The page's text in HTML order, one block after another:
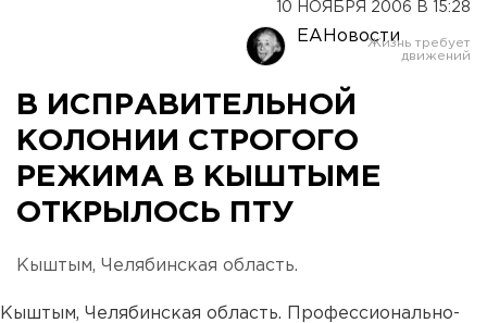
Оренбург
10 НОЯБРЯ 2006 В 15:28
ЕАНовости
В ИСПРАВИТЕЛЬНОЙ
КОЛОНИИ СТРОГОГО
РЕЖИМА В КЫШТЫМЕ
ОТКРЫЛОСЬ ПТУ
Кыштым, Челябинская область.
Кыштым, Челябинская область. Профессионально-